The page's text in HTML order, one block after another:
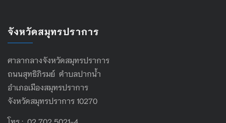
จังหวัดสมุทรปราการ
ศาลากลางจังหวัดสมุทรปราการ
ถนนสุทธิภิรมย์ ตำบลปากน้ำ
อำเภอเมืองสมุทรปราการ
จังหวัดสมุทรปราการ 10270
โทร : 02 702 5021-4